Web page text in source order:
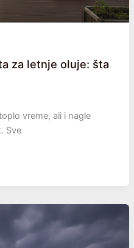
za letnje oluje: šta
vreme, ali i nagle
Sve